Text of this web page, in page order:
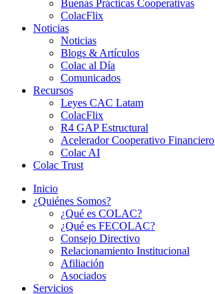
Buenas Prácticas Cooperativas
ColacFlix
Noticias
Noticias
Blogs & Artículos
Colac al Día
Comunicados
Recursos
Leyes CAC Latam
ColacFlix
R4 GAP Estructural
Acelerador Cooperativo Financiero
Colac AI
Colac Trust
Inicio
¿Quiénes Somos?
¿Qué es COLAC?
¿Qué es FECOLAC?
Consejo Directivo
Relacionamiento Institucional
Afiliación
Asociados
Servicios